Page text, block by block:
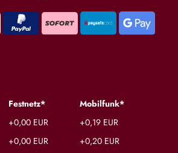
Festnetz*
Mobilfunk*
+0,00 EUR
+0,19 EUR
+0,00 EUR
+0,20 EUR